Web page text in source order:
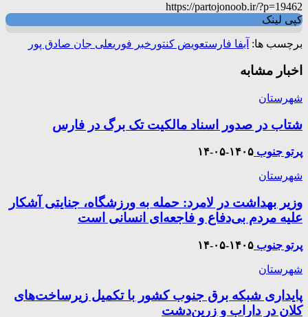
https://partojonoob.ir/?p=19462
کپی لینک
برچسب ها: آبفا فارستعویض کنتور خبر فوریعلی جان صادق پور
اخبار مشابه
شهرستان
شتاب در صدور اسناد مالکیت تک برگ در فارس
پرتو جنوب ۱۴۰۵-۰۵-۱۴
شهرستان
وزیر بهداشت در لامرد: حمله به ورزشگاه، جنایتی آشکار
علیه مردم بی‌دفاع و فاجعه‌ای انسانی است
پرتو جنوب ۱۴۰۵-۰۵-۱۴
شهرستان
پایداری شبکه برق جنوب کشور با تکمیل زیرساخت‌های
کلان در داراب و زرین‌دشت